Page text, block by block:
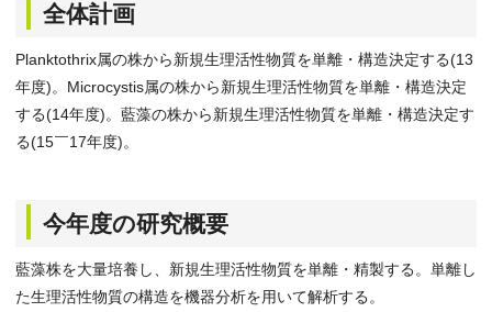
全体計画
Planktothrix属の株から新規生理活性物質を単離・構造決定する(13
年度)。Microcystis属の株から新規生理活性物質を単離・構造決定
する(14年度)。藍藻の株から新規生理活性物質を単離・構造決定す
る(15￣17年度)。
今年度の研究概要
藍藻株を大量培養し、新規生理活性物質を単離・精製する。単離し
た生理活性物質の構造を機器分析を用いて解析する。